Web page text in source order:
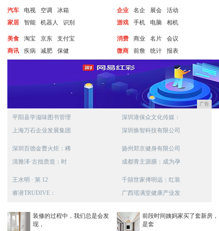
汽车 电视 空调
冰箱
家居
智能 机器人 识别
企业 名企 展会
活动
游戏
手机 电脑 相机
美食 淘宝 京东
支付宝
商讯
疾病 减肥 保健
消费 商业 名片
会议
微商
前詹 统计 报表
广告
平阳县学滋味图书管理
上海万石企业发展集团
深圳港保众文化传媒：
深圳焕智科技有限公司
深圳百德金曹火炬：稀
清雅泽·古拙质造：时
扬州郑京健身有限公司
成都青主源膳：成为孕
王水明 · 第 12
睿潜TRUDIVE：
千囍世家傅明远：红装
广西瑶满堂健康产业发
装修的过程中，我们总是会发
现，
前段时间姨妈家买了套新房，
是套